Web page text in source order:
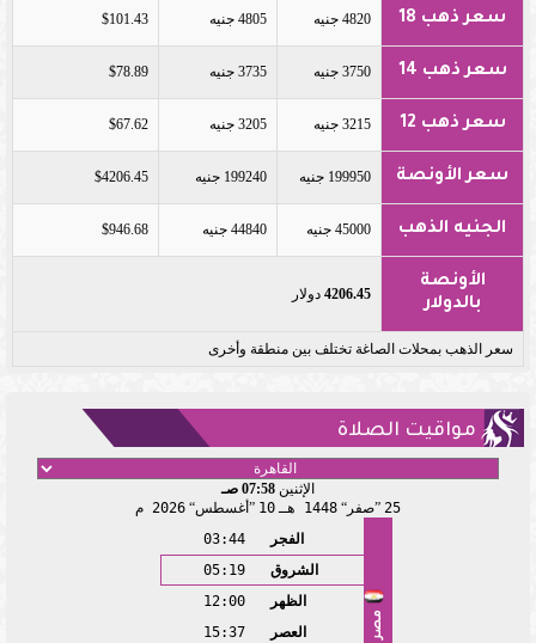
سعر ذهب 18 4820 جنيه 4805 جنيه $101.43
سعر ذهب 14 3750 جنيه 3735 جنيه $78.89
سعر ذهب 12 3215 جنيه 3205 جنيه $67.62
سعر الأونصة 199950 جنيه 199240 جنيه $4206.45
الجنيه الذهب 45000 جنيه 44840 جنيه $946.68
الأونصة
بالدولار
4206.45 دولار
سعر الذهب بمحلات الصاغة تختلف بين منطقة وأخرى
مواقيت الصلاة
الإثنين 07:58 صـ
25 صفر 1448 هـ 10 أغسطس 2026 م
مصر
الفجر
03:44
الشروق
05:19
الظهر
12:00
العصر
15:37